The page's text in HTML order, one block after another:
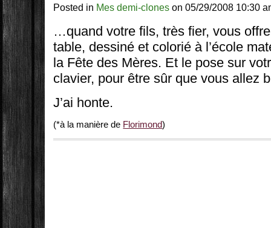
Posted in Mes demi-clones on 05/29/2008 10:30
…quand votre fils, très fier, vous
table, dessiné et colorié à l’école
la Fête des Mères. Et le pose sur
clavier, pour être sûr que vous allez
J’ai honte.
(*à la manière de Florimond)